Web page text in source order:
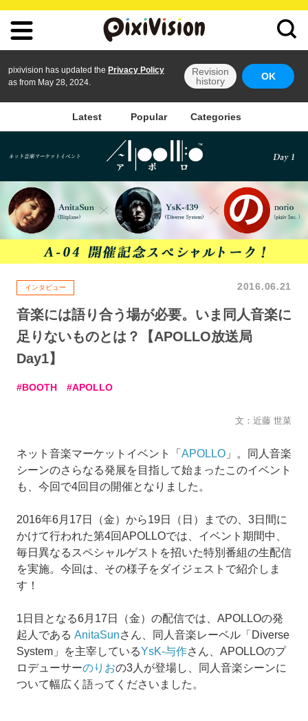
pixivision has updated the Privacy Policy
as from May 28, 2024.
Revision
history
OK
Latest Popular Categories
インタビュー 2016.06.21
音楽には語り合う場が必要。いま同人音楽に
足りないものとは？【APOLLO放送局
Day1】
BOOTH APOLLO
文：近藤 世菜
ネット音楽マーケットイベント「 APOLLO 」。同人音楽
シーンのさらなる発展を目指して始まったこのイベント
も、今回で4回目の開催となりました。
2016年6月17日（金）から19日（日）までの、3日間に
かけて行われた第4回APOLLOでは、イベント期間中、
毎日異なるスペシャルゲストを招いた特別番組の生配信
を実施。今回は、その様子をダイジェストで紹介しま
す！
1日目となる6月17日（金）の配信では、APOLLOの発
起人である AnitaSunさん、同人音楽レーベル「Diverse
System」を主宰しているYsK-与作さん、APOLLOのプ
ロデューサーのりおの3人が登場し、同人音楽シーンに
ついて幅広く語ってくださいました。